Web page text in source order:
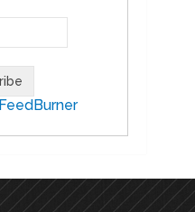
FeedBurner